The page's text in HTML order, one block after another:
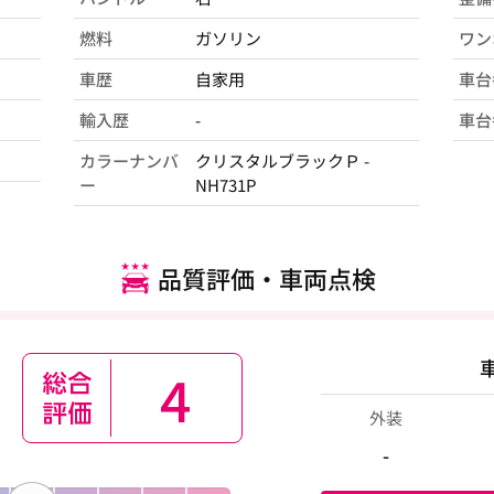
燃料
ガソリン
車歴
自家用
輸入歴
-
カラーナンバ
ー
クリスタルブラックＰ -
NH731P
ワ
車
車
品質評価・車両点検
4 外装
-